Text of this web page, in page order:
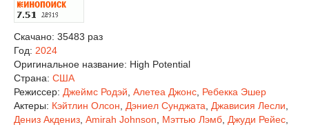
Скачано: 35483 раз
Год: 2024
Оригинальное название: High Potential
Страна: США
Режиссер: Джеймс Родэй Алетеа Джонс Ребекка Эшер
Актеры: Кэйтлин Олсон Дэниел Сунджата Джависия Лесли
Дениз Акдениз Amirah Johnson Мэттью Лэмб Джуди Рейес